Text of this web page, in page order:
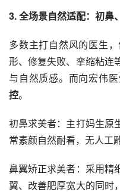
3. 全场景自然适配：初鼻
多数主打自然风的医生
形、修复失败、挛缩粘连
与自然质感。而向宏伟
控。
初鼻求美者：主打妈生原
常素颜自然耐看，无人工
鼻翼矫正求美者：采用精
翼、改善肥厚宽大的同时